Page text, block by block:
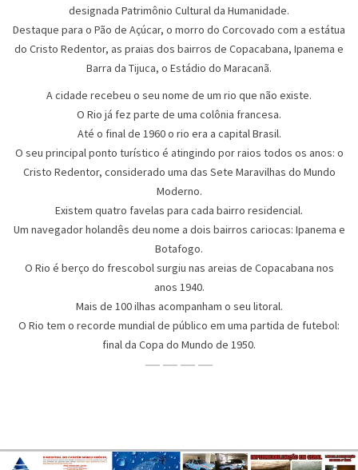
designada Patrimônio Cultural da Humanidade.
Destaque para o Pão de Açúcar, o morro do Corcovado com a estátua
do Cristo Redentor, as praias dos bairros de Copacabana, Ipanema e
Barra da Tijuca, o Estádio do Maracanã.
A cidade recebeu o seu nome de um rio que não existe.
O Rio já fez parte de uma colônia francesa.
Até o final de 1960 o rio era a capital Brasil.
O seu principal ponto turístico é atingindo por raios todos os anos: o
Cristo Redentor, considerado uma das Sete Maravilhas do Mundo
Moderno.
Existem quatro favelas para cada bairro residencial.
Um navegador holandês deu nome a dois bairros cariocas: Ipanema e
Botafogo.
O Rio é berço do frescobol surgiu nas areias de Copacabana nos
anos 1940.
Mais de 100 ilhas acompanham o seu litoral.
O Rio tem o recorde mundial de público em uma partida de futebol:
final da Copa do Mundo de 1950.